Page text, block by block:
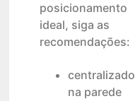
posicionamento
ideal, siga as
recomendações:
centralizado
na parede